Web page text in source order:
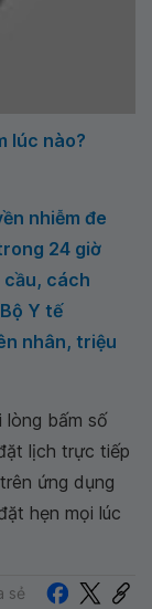
lúc nào?
nhiễm đe
24 giờ
cầu, cách
Y tế
nhân, triệu
lòng bấm số
lịch trực tiếp
ứng dụng
hẹn mọi lúc
sẻ